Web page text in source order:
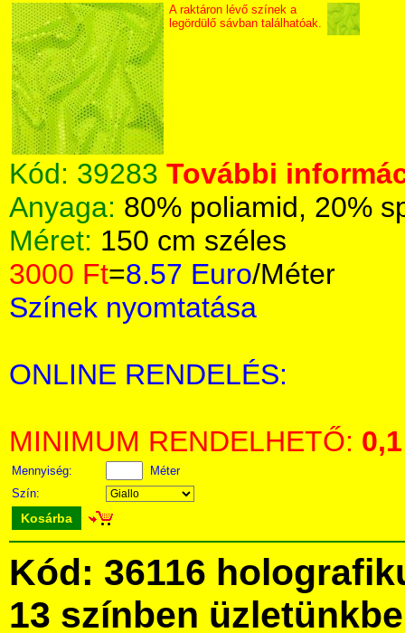
A raktáron lévő színek a
legördülő sávban találhatóak.
Kód: 39283 További
Anyaga: 80% poliamid, 20%
Méret: 150 cm széles
3000 Ft=8.57 Euro/Méter
Színek nyomtatása
ONLINE RENDELÉS:
MINIMUM RENDELHETŐ: 0,1
Mennyiség:
Méter
Szín:
Kosárba
Kód: 36116
13 színben